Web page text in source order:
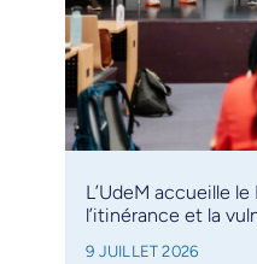
L’UdeM accueille
l’itinérance et la
9 JUILLET 2026